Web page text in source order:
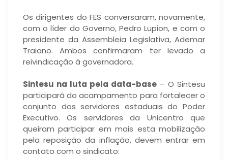
Os dirigentes do FES conversaram, novamente,
com o líder do Governo, Pedro Lupion, e com o
presidente da Assembleia Legislativa, Ademar
Traiano. Ambos confirmaram ter levado a
reivindicação à governadora.
Sintesu na luta pela data-base – O Sintesu
participará do acampamento para fortalecer o
conjunto dos servidores estaduais do Poder
Executivo. Os servidores da Unicentro que
queiram participar em mais esta mobilização
pela reposição da inflação, devem entrar em
contato com o sindicato: